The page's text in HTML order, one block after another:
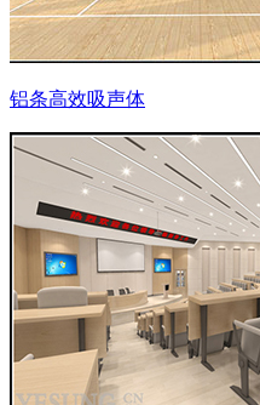
铝条高效吸声体